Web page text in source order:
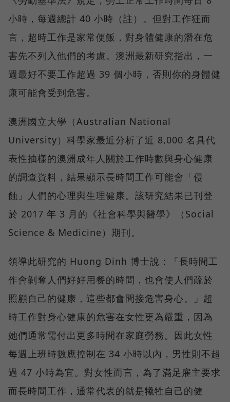
小時，每週總計 40 小時（註）。但對工作狂而
言，超時工作是家常便飯，對身體健康的潛在危
害先不列入他們的考慮。澳洲最新研究指出，一
週最好不要工作超過 39 個小時，否則你的身體健
康可能會受到危害。
澳洲國立大學（Australian National
University）科學家最近分析了近 8,000 名具代
表性抽樣的澳洲成年人關於工作時數與身心健康
的調查資料，結果顯示長時間工作可能會「侵
蝕」人們的心理與生理健康。該研究結果已刊登
於 2017 年 3 月的《社會科學與醫學》（Social
Science & Medicine）期刊。
領導此研究的 Huong Dinh 博士說：「長時間工
作會剝奪人們好好用餐的時間，也會使人們疏於
照顧自己的健康，這些都會間接危害身心。」超
時工作對身心健康的危害在女性更為嚴重，因為
她們通常需付出更多時間在家庭勞務。因此女性
每週上班時數應控制在 34 小時以內，男性則不超
過 47 小時為宜。對女性而言，為了滿足雇主要求
而長時間工作，通常代表的就是犧牲自己的健